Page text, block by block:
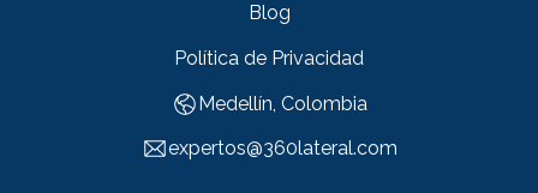
Blog
Política de Privacidad
Medellín, Colombia
expertos@360lateral.com